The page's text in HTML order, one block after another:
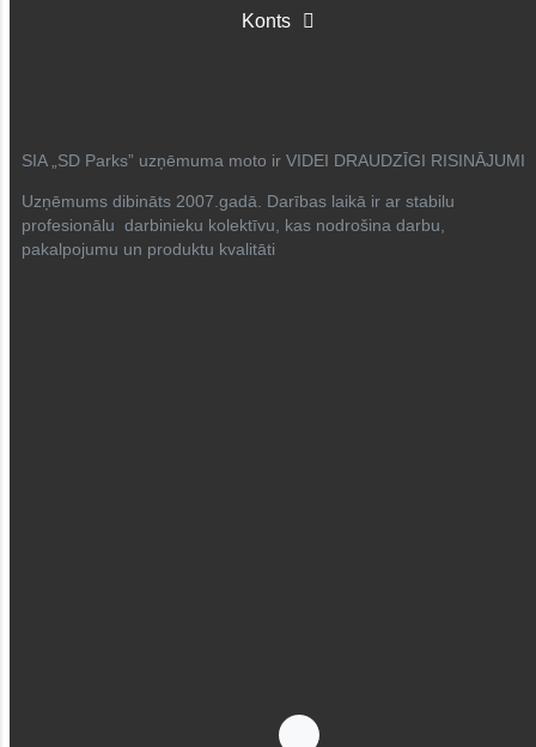
Konts
SIA „SD Parks” uzņēmuma moto ir VIDEI DRAUDZĪGI RISINĀJUMI
Uzņēmums dibināts 2007.gadā. Darības laikā ir ar stabilu
profesionālu darbinieku kolektīvu, kas nodrošina darbu,
pakalpojumu un produktu kvalitāti